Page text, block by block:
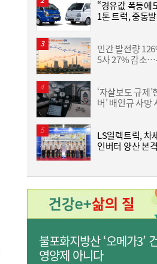
16:35
[여전사 풍향계] KB국민카
카드’ 20만장 돌파外
“경유값 폭등
1톤 트럭, 중동
민간 발전량
5사 27% 감소…
‘자살보도 규제
버’ 배인규 사망
LS일렉트릭, 차
인버터 양산 본
불포화지방산 ‘오메가3’
영양제 아니다